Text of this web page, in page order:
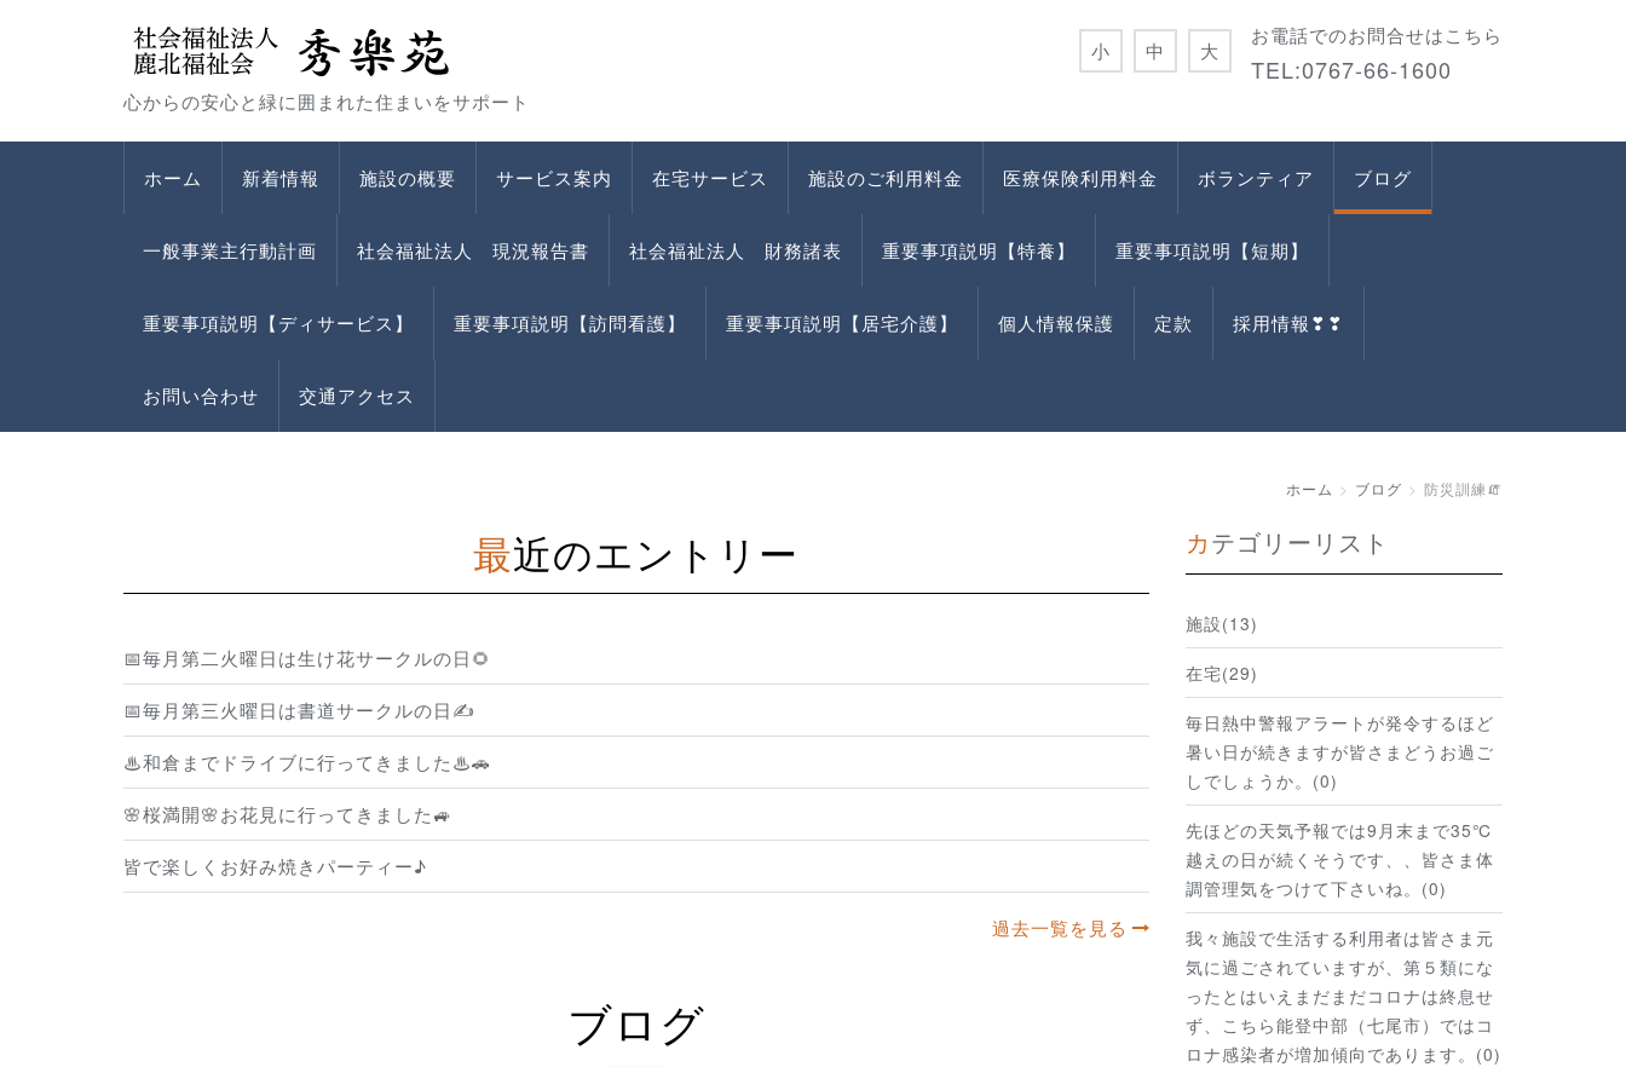
心からの安心と緑に囲まれた住まいをサポート
お電話でのお問合せはこちら
TEL:0767-66-1600
小 中 大
ホーム 新着情報 施設の概要 サービス案内 在宅サービス 施設のご利用料金 医療保険利用料金 ボランティア ブログ
一般事業主行動計画 社会福祉法人 現況報告書 社会福祉法人 財務諸表 重要事項説明【特養】 重要事項説明【短期】
重要事項説明【ディサービス】 重要事項説明【訪問看護】 重要事項説明【居宅介護】 個人情報保護 定款 採用情報❣❣
お問い合わせ 交通アクセス
ホーム ブログ 防災訓練🧯
最近のエントリー
📅毎月第二火曜日は生け花サークルの日🌻
📅毎月第三火曜日は書道サークルの日✍️
♨和倉までドライブに行ってきました♨🚗
🌸桜満開🌸お花見に行ってきました🚙
皆で楽しくお好み焼きパーティー♪
過去一覧を見る
ブログ
カテゴリーリスト
施設(13)
在宅(29)
毎日熱中警報アラートが発令するほど
暑い日が続きますが皆さまどうお過ご
しでしょうか。(0)
先ほどの天気予報では9月末まで35℃
越えの日が続くそうです、、皆さま体
調管理気をつけて下さいね。(0)
我々施設で生活する利用者は皆さま元
気に過ごされていますが、第５類にな
ったとはいえまだまだコロナは終息せ
ず、こちら能登中部（七尾市）ではコ
ロナ感染者が増加傾向であります。(0)